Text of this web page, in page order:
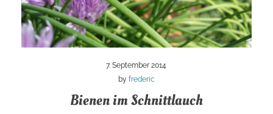
7. September 2014
by frederic
Bienen im Schnittlauch